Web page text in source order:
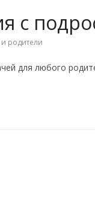
с
родители
для любого